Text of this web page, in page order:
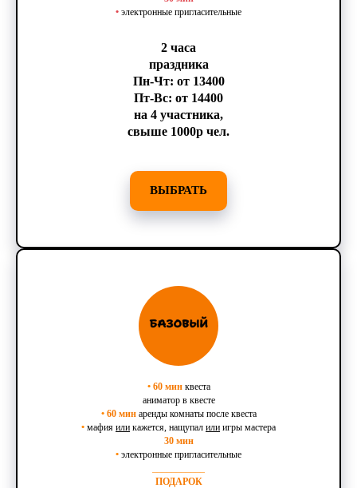
• электронные пригласительные
2 часа
праздника
Пн-Чт: от 13400
Пт-Вс: от 14400
на 4 участника,
свыше 1000р чел.
ВЫБРАТЬ
• 60 минквеста
аниматор в квесте
• 60 минаренды комнаты после квеста
• мафия или кажется, нащупал или игры мастера
30 мин
• электронные пригласительные
ПОДАРОК